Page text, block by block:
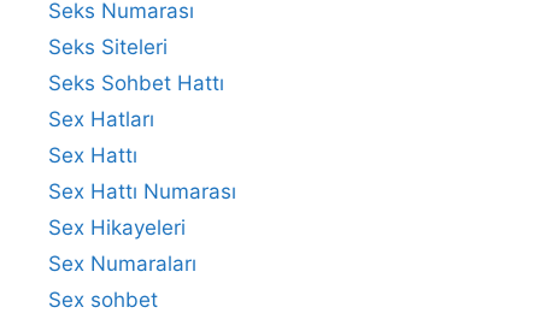
Seks Numarası
Seks Siteleri
Seks Sohbet Hattı
Sex Hatları
Sex Hattı
Sex Hattı Numarası
Sex Hikayeleri
Sex Numaraları
Sex sohbet